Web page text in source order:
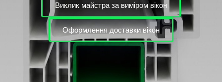
Виклик майстра за виміром вікон
Оформлення доставки вікон